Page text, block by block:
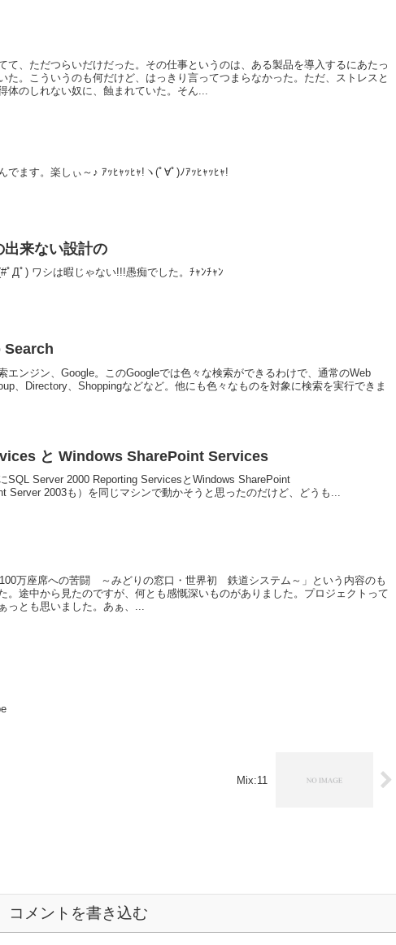
て、ただつらいだけだった。その仕事というのは、ある製品を導入するにあたっ
た。こういうのも何だけど、はっきり言ってつまらなかった。ただ、ストレスと
体のしれない奴に、蝕まれていた。そん...
でます。楽しぃ～♪ ｱｯﾋｬｯﾋｬ!ヽ(ﾟ∀ﾟ)ﾉｱｯﾋｬｯﾋｬ!
出来ない設計の
ﾟДﾟ) ワシは暇じゃない!!!愚痴でした。ﾁｬﾝﾁｬﾝ
Search
エンジン、Google。このGoogleでは色々な検索ができるわけで、通常のWeb
、Directory、Shoppingなどなど。他にも色々なものを対象に検索を実行できま
と Windows SharePoint Services
SQL Server 2000 Reporting ServicesとWindows SharePoint
Server 2003も）を同じマシンで動かそうと思ったのだけど、どうも...
万座席への苦闘 ～みどりの窓口・世界初 鉄道システム～」という内容のも
。途中から見たのですが、何とも感慨深いものがありました。プロジェクトって
っとも思いました。あぁ、...
Mix:11
コメントを書き込む